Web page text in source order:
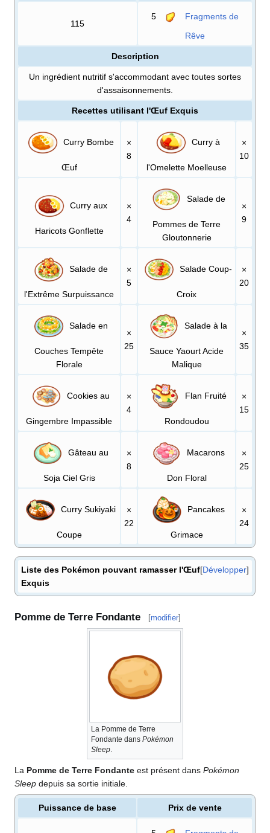
115
5 Fragments de
Rêve
Description
Un ingrédient nutritif s'accommodant avec toutes sortes
d'assaisonnements.
Recettes utilisant l'Œuf Exquis
Curry Bombe
Œuf
×
8
Curry à
l'Omelette Moelleuse
×
10
Curry aux
Haricots Gonflette
×
4
Salade de
Pommes de Terre
Gloutonnerie
×
9
Salade de
l'Extrême Surpuissance
×
5
Salade Coup-
Croix
×
20
Salade en
Couches Tempête
Florale
×
25
Salade à la
Sauce Yaourt Acide
Malique
×
35
Cookies au
Gingembre Impassible
×
4
Flan Fruité
Rondoudou
×
15
Gâteau au
Soja Ciel Gris
×
8
Macarons
Don Floral
×
25
Curry Sukiyaki
Coupe
×
22
Pancakes
Grimace
×
24
Développer
Liste des Pokémon pouvant ramasser l'Œuf
Exquis
Pomme de Terre Fondante [modifier]
La Pomme de Terre
Fondante dans Pokémon
Sleep
La Pomme de Terre Fondante est présent dans Pokémon
Sleep depuis sa sortie initiale.
Puissance de base Prix de vente